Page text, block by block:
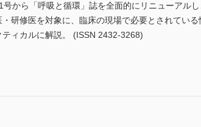
から「呼吸と循環」誌を全面的にリニューアル
研修医を対象に、臨床の現場で必要とされてい
ィカルに解説。 (ISSN 2432-3268)